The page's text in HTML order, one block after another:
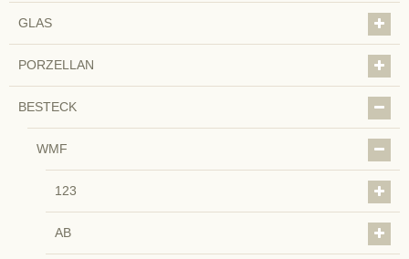
GLAS
PORZELLAN
BESTECK
WMF
123
AB